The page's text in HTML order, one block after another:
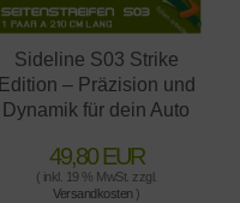
Sideline S03 Strike
Edition – Präzision und
Dynamik für dein Auto
49,80 EUR
( inkl. 19 % MwSt. zzgl.
Versandkosten )